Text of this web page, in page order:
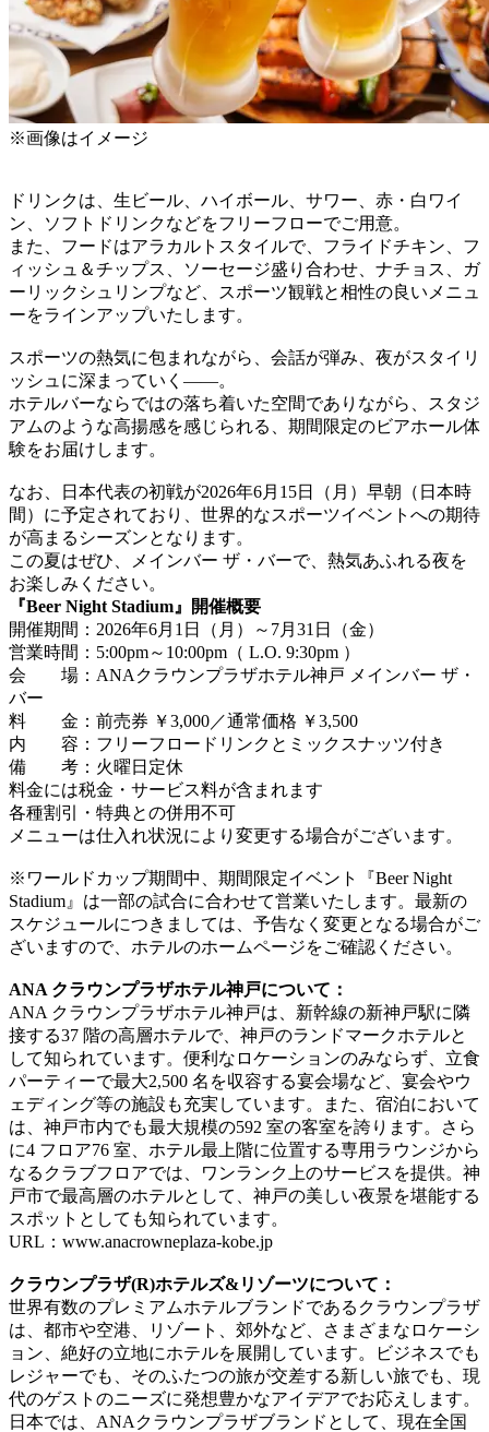
※画像はイメージ
ドリンクは、生ビール、ハイボール、サワー、赤・白ワイ
ン、ソフトドリンクなどをフリーフローでご用意。
また、フードはアラカルトスタイルで、フライドチキン、フ
ィッシュ＆チップス、ソーセージ盛り合わせ、ナチョス、ガ
ーリックシュリンプなど、スポーツ観戦と相性の良いメニュ
ーをラインアップいたします。
スポーツの熱気に包まれながら、会話が弾み、夜がスタイリ
ッシュに深まっていく――。
ホテルバーならではの落ち着いた空間でありながら、スタジ
アムのような高揚感を感じられる、期間限定のビアホール体
験をお届けします。
なお、日本代表の初戦が2026年6月15日（月）早朝（日本時
間）に予定されており、世界的なスポーツイベントへの期待
が高まるシーズンとなります。
この夏はぜひ、メインバー ザ・バーで、熱気あふれる夜を
お楽しみください。
『Beer Night Stadium』開催概要
開催期間：2026年6月1日（月）～7月31日（金）
営業時間：5:00pm～10:00pm（ L.O. 9:30pm ）
会 場：ANAクラウンプラザホテル神戸 メインバー ザ・
バー
料 金：前売券 ￥3,000／通常価格 ￥3,500
内 容：フリーフロードリンクとミックスナッツ付き
備 考：火曜日定休
料金には税金・サービス料が含まれます
各種割引・特典との併用不可
メニューは仕入れ状況により変更する場合がございます。
※ワールドカップ期間中、期間限定イベント『Beer Night
Stadium』は一部の試合に合わせて営業いたします。最新の
スケジュールにつきましては、予告なく変更となる場合がご
ざいますので、ホテルのホームページをご確認ください。
ANA クラウンプラザホテル神戸について：
ANA クラウンプラザホテル神戸は、新幹線の新神戸駅に隣
接する37 階の高層ホテルで、神戸のランドマークホテルと
して知られています。便利なロケーションのみならず、立食
パーティーで最大2,500 名を収容する宴会場など、宴会やウ
ェディング等の施設も充実しています。また、宿泊において
は、神戸市内でも最大規模の592 室の客室を誇ります。さら
に4 フロア76 室、ホテル最上階に位置する専用ラウンジから
なるクラブフロアでは、ワンランク上のサービスを提供。神
戸市で最高層のホテルとして、神戸の美しい夜景を堪能する
スポットとしても知られています。
URL：www.anacrowneplaza-kobe.jp
クラウンプラザ(R)ホテルズ&リゾーツについて：
世界有数のプレミアムホテルブランドであるクラウンプラザ
は、都市や空港、リゾート、郊外など、さまざまなロケーシ
ョン、絶好の立地にホテルを展開しています。ビジネスでも
レジャーでも、そのふたつの旅が交差する新しい旅でも、現
代のゲストのニーズに発想豊かなアイデアでお応えします。
日本では、ANAクラウンプラザブランドとして、現在全国